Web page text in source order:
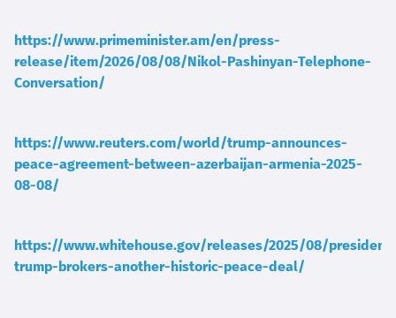
https://www.primeminister.am/en/press-
release/item/2026/08/08/Nikol-Pashinyan-Telephone-
Conversation/
https://www.reuters.com/world/trump-announces-
peace-agreement-between-azerbaijan-armenia-2025-
08-08/
https://www.whitehouse.gov/releases/2025/08/president-
trump-brokers-another-historic-peace-deal/